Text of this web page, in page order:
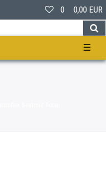
0 0,00 EUR
☰